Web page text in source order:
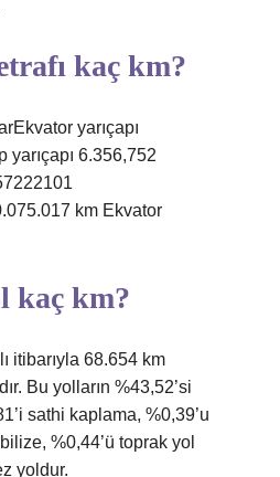
kaç km?
yarıçapı
yarıçapı 6.356,752
km Ekvator
kaç km?
itibarıyla 68.654 km
Bu yolların %43,52’si
sathi kaplama, %0,39’u
%0,44’ü toprak yol
yoldur.